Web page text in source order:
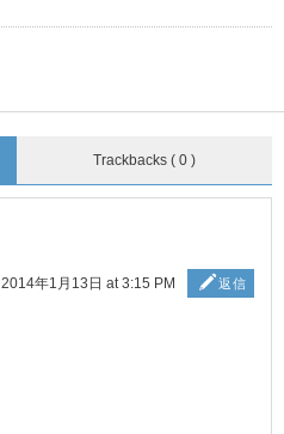
Trackbacks ( 0 )
2014年1月13日 at 3:15 PM 返信